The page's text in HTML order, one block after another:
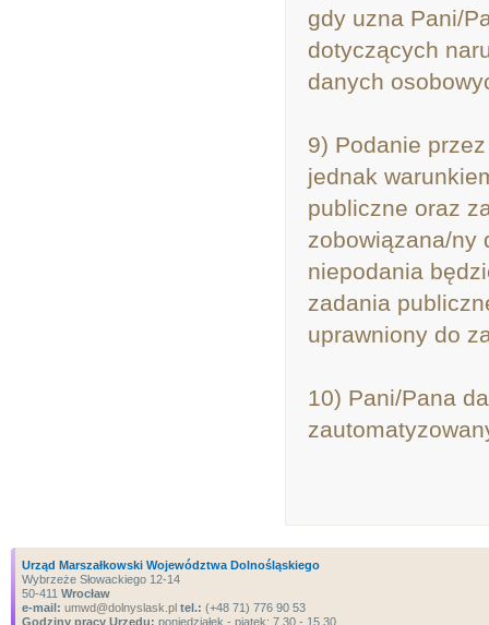
gdy uzna Pani/
dotyczących
danych
9) Podanie
jednak
publiczne oraz
zobowiązana/ny
niepodania
zadania
uprawniony do
10) Pani/Pana
Urząd Marszałkowski Województwa Dolnośląskiego
Wybrzeże Słowackiego 12-14
50-411 Wrocław
e-mail: umwd@dolnyslask.pl tel.: (+48 71) 776 90 53
Godziny pracy Urzędu: poniedziałek - piątek: 7.30 - 15.30